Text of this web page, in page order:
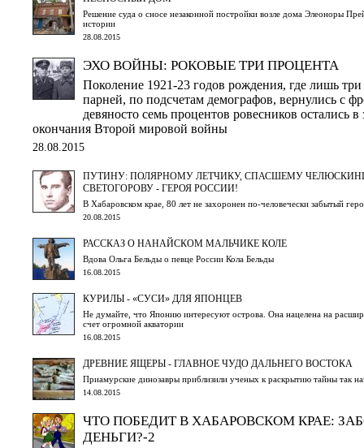
Решение суда о сносе незаконной постройки возле дома Элеоноры
истории
28.08.2015
ЭХО ВОЙНЫ: РОКОВЫЕ ТРИ ПРОЦЕНТА
Поколение 1921-23 годов рождения, где лишь три
парней, по подсчетам демографов, вернулись с
девяносто семь процентов ровесников остались
окончания Второй мировой войны
28.08.2015
ПУТИНУ: ПОЛЯРНОМУ ЛЕТЧИКУ, СПАСШЕМУ
СВЕТОГОРОВУ - ГЕРОЯ РОССИИ!
В Хабаровском крае, 80 лет не захоронен по-человечески забытый
20.08.2015
РАССКАЗ О НАНАЙСКОМ МАЛЬЧИКЕ КОЛЕ
Вдова Ольга Бельды о певце России Кола Бельды
16.08.2015
КУРИЛЫ - «СУСИ» ДЛЯ ЯПОНЦЕВ
Не думайте, что Японию интересуют острова. Она нацелена на
счет огромной акватории
16.08.2015
ДРЕВНИЕ ЯЩЕРЫ - ГЛАВНОЕ ЧУДО ДАЛЬНЕГО ВОСТОКА
Приамурские динозавры приблизили ученых к раскрытию тайны так
14.08.2015
ЧТО ПОБЕДИТ В ХАБАРОВСКОМ КРАЕ:
ДЕНЬГИ?-2